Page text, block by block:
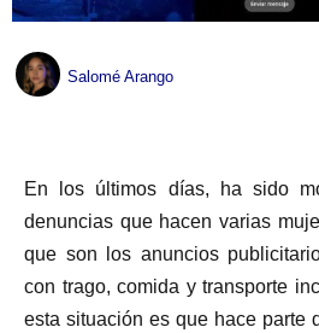
Salomé Arango
En los últimos días, ha sido
denuncias que hacen varias
que son los anuncios
con trago, comida y transporte
esta situación es que hace parte